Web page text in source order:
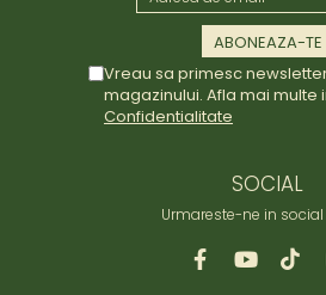
Vreau sa primesc
magazinului. Afla mai multe
Confidentialitate
SOCIAL
Urmareste-ne in